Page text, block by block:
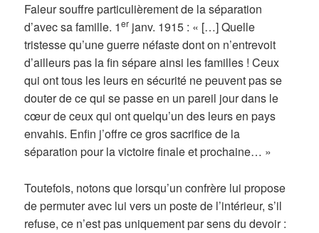
Faleur souffre particulièrement de la séparation
d’avec sa famille. 1er janv. 1915 : « […] Quelle
tristesse qu’une guerre néfaste dont on n’entrevoit
d’ailleurs pas la fin sépare ainsi les familles ! Ceux
qui ont tous les leurs en sécurité ne peuvent pas se
douter de ce qui se passe en un pareil jour dans le
cœur de ceux qui ont quelqu’un des leurs en pays
envahis. Enfin j’offre ce gros sacrifice de la
séparation pour la victoire finale et prochaine… »
Toutefois, notons que lorsqu’un confrère lui propose
de permuter avec lui vers un poste de l’intérieur, s’il
refuse, ce n’est pas uniquement par sens du devoir :